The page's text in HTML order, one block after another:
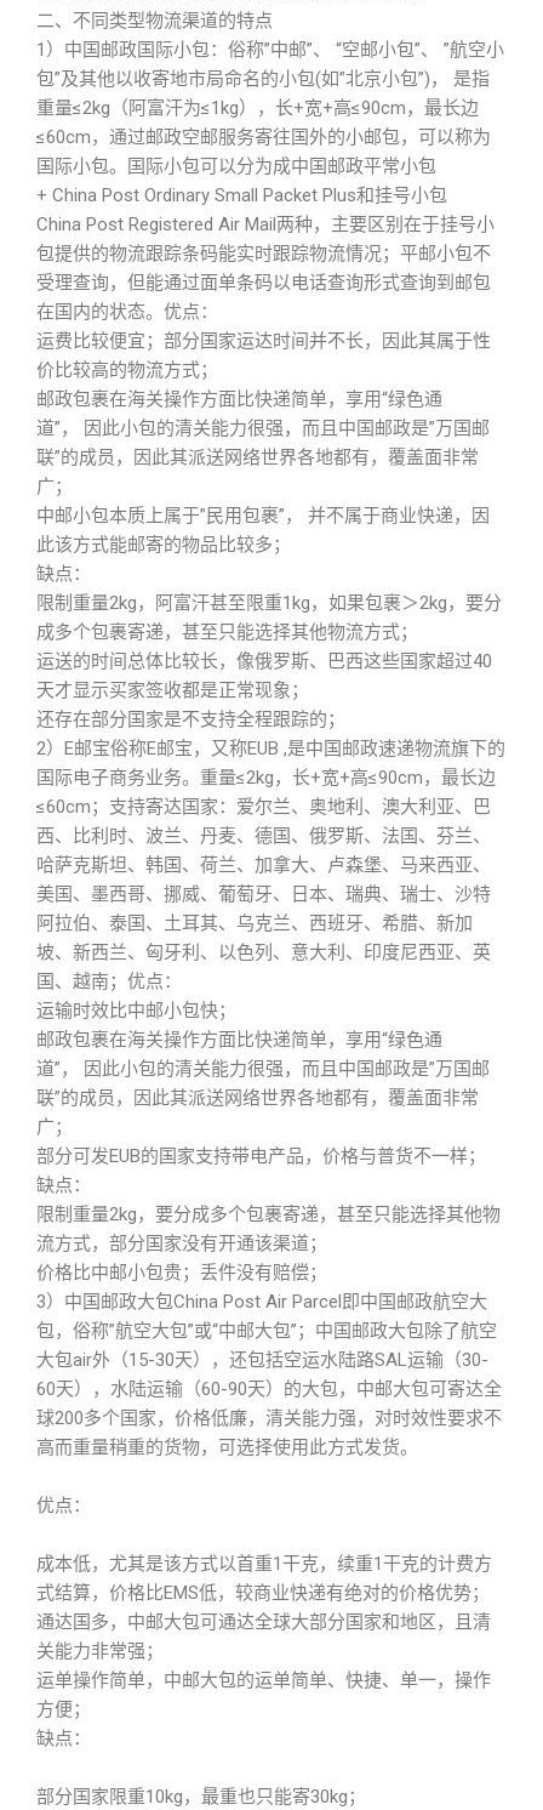
二、不同类型物流渠道的特点
1）中国邮政国际小包：俗称”中邮”、 “空邮小包”、 ”航空小
包”及其他以收寄地市局命名的小包(如”北京小包”)， 是指
重量≤2kg（阿富汗为≤1kg），长+宽+高≤90cm，最长边
≤60cm，通过邮政空邮服务寄往国外的小邮包，可以称为
国际小包。国际小包可以分为成中国邮政平常小包
+ China Post Ordinary Small Packet Plus和挂号小包
China Post Registered Air Mail两种，主要区别在于挂号小
包提供的物流跟踪条码能实时跟踪物流情况；平邮小包不
受理查询，但能通过面单条码以电话查询形式查询到邮包
在国内的状态。优点：
运费比较便宜；部分国家运达时间并不长，因此其属于性
价比较高的物流方式；
邮政包裹在海关操作方面比快递简单，享用“绿色通
道”， 因此小包的清关能力很强，而且中国邮政是”万国邮
联”的成员，因此其派送网络世界各地都有，覆盖面非常
广；
中邮小包本质上属于”民用包裹”， 并不属于商业快递，因
此该方式能邮寄的物品比较多；
缺点：
限制重量2kg，阿富汗甚至限重1kg，如果包裹＞2kg，要分
成多个包裹寄递，甚至只能选择其他物流方式；
运送的时间总体比较长，像俄罗斯、巴西这些国家超过40
天才显示买家签收都是正常现象；
还存在部分国家是不支持全程跟踪的；
2）E邮宝俗称E邮宝，又称EUB ,是中国邮政速递物流旗下的
国际电子商务业务。重量≤2kg，长+宽+高≤90cm，最长边
≤60cm；支持寄达国家：爱尔兰、奥地利、澳大利亚、巴
西、比利时、波兰、丹麦、德国、俄罗斯、法国、芬兰、
哈萨克斯坦、韩国、荷兰、加拿大、卢森堡、马来西亚、
美国、墨西哥、挪威、葡萄牙、日本、瑞典、瑞士、沙特
阿拉伯、泰国、土耳其、乌克兰、西班牙、希腊、新加
坡、新西兰、匈牙利、以色列、意大利、印度尼西亚、英
国、越南；优点：
运输时效比中邮小包快；
邮政包裹在海关操作方面比快递简单，享用“绿色通
道”， 因此小包的清关能力很强，而且中国邮政是”万国邮
联”的成员，因此其派送网络世界各地都有，覆盖面非常
广；
部分可发EUB的国家支持带电产品，价格与普货不一样；
缺点：
限制重量2kg，要分成多个包裹寄递，甚至只能选择其他物
流方式，部分国家没有开通该渠道；
价格比中邮小包贵；丢件没有赔偿；
3）中国邮政大包China Post Air Parcel即中国邮政航空大
包，俗称”航空大包”或“中邮大包”；中国邮政大包除了航空
大包air外（15-30天），还包括空运水陆路SAL运输（30-
60天），水陆运输（60-90天）的大包，中邮大包可寄达全
球200多个国家，价格低廉，清关能力强，对时效性要求不
高而重量稍重的货物，可选择使用此方式发货。
优点：
成本低，尤其是该方式以首重1干克，续重1干克的计费方
式结算，价格比EMS低，较商业快递有绝对的价格优势；
通达国多，中邮大包可通达全球大部分国家和地区，且清
关能力非常强；
运单操作简单，中邮大包的运单简单、快捷、单一，操作
方便；
缺点：
部分国家限重10kg，最重也只能寄30kg；